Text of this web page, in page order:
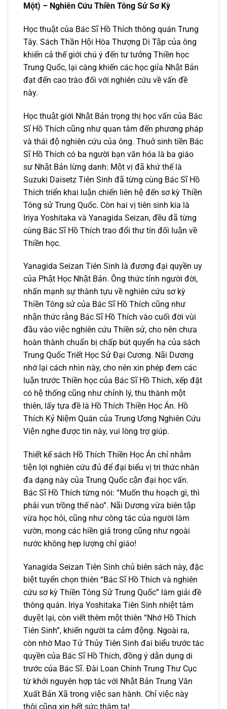
Một) – Nghiên Cứu Thiền Tông Sử Sơ Kỳ
Học thuật của Bác Sĩ Hồ Thích thông quán Trung
Tây. Sách Thần Hội Hòa Thượng Di Tập của ông
khiến cả thế giới chú ý đến tư tưởng Thiền học
Trung Quốc, lại càng khiến các học giỉa Nhật Bản
đạt đến cao trào đối với nghiên cứu về vấn đề
này.
Học thuật giới Nhật Bản trọng thị học vấn của Bác
Sĩ Hồ Thích cũng như quan tâm đến phương pháp
và thái độ nghiên cứu của ông. Thuở sinh tiền Bác
Sĩ Hồ Thích có ba người bạn văn hóa là ba giáo
sư Nhật Bản lừng danh: Một vị đã khứ thế là
Suzuki Daisetz Tiên Sinh đã từng cùng Bác Sĩ Hồ
Thích triển khai luận chiến liên hệ đến sơ kỳ Thiền
Tông sử Trung Quốc. Còn hai vị tiên sinh kia là
Iriya Yoshitaka và Yanagida Seizan, đều đã từng
cùng Bác Sĩ Hồ Thích trao đổi thư tín đối luận về
Thiền học.
Yanagida Seizan Tiên Sinh là đương đại quyền uy
của Phật Học Nhật Bản. Ông thức tỉnh người đời,
nhấn mạnh sự thành tựu về nghiên cứu sơ kỳ
Thiền Tông sử của Bác Sĩ Hồ Thích cũng như
nhận thức rằng Bác Sĩ Hồ Thích vào cuối đời vùi
đầu vào việc nghiên cứu Thiền sử, cho nên chưa
hoàn thành chuẩn bị chấp bút quyển hạ của sách
Trung Quốc Triết Học Sử Đại Cương. Nãi Dương
nhớ lại cách nhìn này, cho nên xin phép đem các
luận trước Thiền học của Bác Sĩ Hồ Thích, xếp đặt
có hệ thống cũng như chỉnh lý, thu thành một
thiên, lấy tựa đề là Hồ Thích Thiền Học Án. Hồ
Thích Kỷ Niệm Quán của Trung Ương Nghiên Cứu
Viện nghe được tin này, vui lòng trợ giúp.
Thiết kế sách Hồ Thích Thiền Học Án chỉ nhằm
tiện lợi nghiên cứu đủ để đại biểu vị tri thức nhân
đa dạng này của Trung Quốc cận đại học vấn.
Bác Sĩ Hồ Thích từng nói: “Muốn thu hoạch gì, thì
phải vun trồng thế nào”. Nãi Dương vừa biên tập
vừa học hỏi, cũng như công tác của người làm
vườn, mong các hiền giả trong cũng như ngoài
nước không hẹp lượng chỉ giáo!
Yanagida Seizan Tiên Sinh chủ biên sách này, đặc
biệt tuyển chọn thiên “Bác Sĩ Hồ Thích và nghiên
cứu sơ kỳ Thiền Tông Sử Trung Quốc” làm giải đề
thông quán. Iriya Yoshitaka Tiên Sinh nhiệt tâm
duyệt lại, còn viết thêm một thiên “Nhớ Hồ Thích
Tiên Sinh”, khiến người ta cảm động. Ngoài ra,
còn nhờ Mao Tử Thủy Tiên Sinh đai biểu trước tác
quyền của Bác Sĩ Hồ Thích, đồng ý dẫn dụng di
trước của Bác Sĩ. Đài Loan Chính Trung Thư Cục
từ khởi nguyên hợp tác với Nhật Bản Trung Văn
Xuất Bản Xã trong việc san hành. Chỉ việc này
thôi cũng xin hết sức thâm tạ!